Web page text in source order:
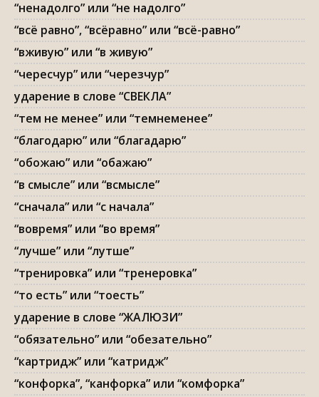
“ненадолго” или “не надолго”
“всё равно”, “всёравно” или “всё-равно”
“вживую” или “в живую”
“чересчур” или “черезчур”
ударение в слове “СВЕКЛА”
“тем не менее” или “темнеменее”
“благодарю” или “благадарю”
“обожаю” или “обажаю”
“в смысле” или “всмысле”
“сначала” или “с начала”
“вовремя” или “во время”
“лучше” или “лутше”
“тренировка” или “тренеровка”
“то есть” или “тоесть”
ударение в слове “ЖАЛЮЗИ”
“обязательно” или “обезательно”
“картридж” или “катридж”
“конфорка”, “канфорка” или “комфорка”